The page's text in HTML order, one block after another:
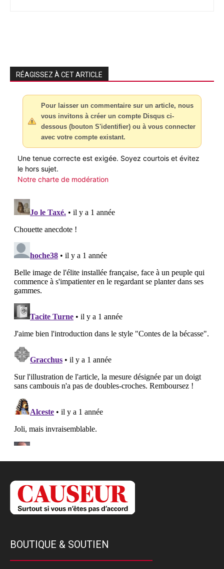
RÉAGISSEZ À CET ARTICLE
Pour laisser un commentaire sur un article, nous
vous invitons à créer un compte Disqus ci-
dessous (bouton S'identifier) ou à vous connecter
avec votre compte existant.
Une tenue correcte est exigée. Soyez courtois et évitez
le hors sujet.
Notre charte de modération
BOUTIQUE & SOUTIEN